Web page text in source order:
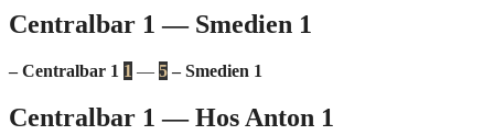
Centralbar 1 — Smedien 1
– Centralbar 1 1 — 5 – Smedien 1
Centralbar 1 — Hos Anton 1